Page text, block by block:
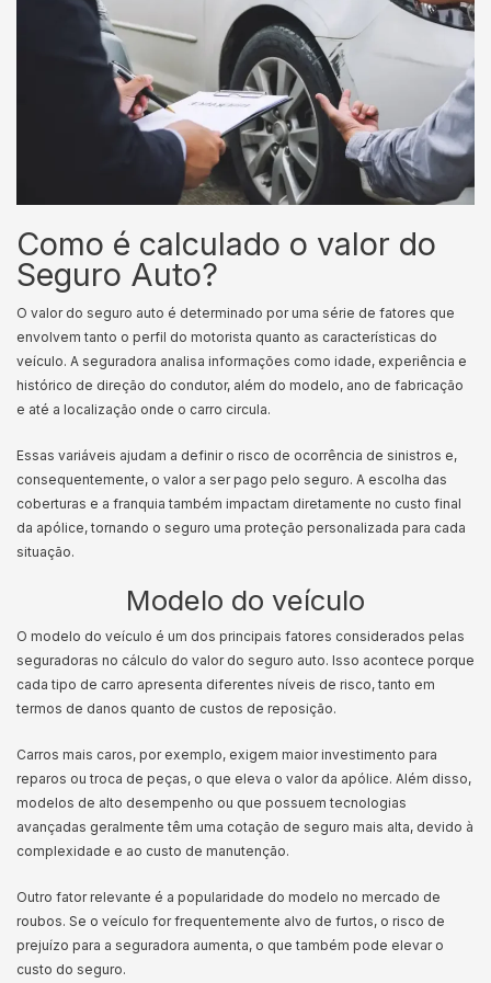
Como é calculado o valor do
Seguro Auto?
O valor do seguro auto é determinado por uma série de fatores que
envolvem tanto o perfil do motorista quanto as características do
veículo. A seguradora analisa informações como idade, experiência e
histórico de direção do condutor, além do modelo, ano de fabricação
e até a localização onde o carro circula.
Essas variáveis ajudam a definir o risco de ocorrência de sinistros e,
consequentemente, o valor a ser pago pelo seguro. A escolha das
coberturas e a franquia também impactam diretamente no custo final
da apólice, tornando o seguro uma proteção personalizada para cada
situação.
Modelo do veículo
O modelo do veículo é um dos principais fatores considerados pelas
seguradoras no cálculo do valor do seguro auto. Isso acontece porque
cada tipo de carro apresenta diferentes níveis de risco, tanto em
termos de danos quanto de custos de reposição.
Carros mais caros, por exemplo, exigem maior investimento para
reparos ou troca de peças, o que eleva o valor da apólice. Além disso,
modelos de alto desempenho ou que possuem tecnologias
avançadas geralmente têm uma cotação de seguro mais alta, devido à
complexidade e ao custo de manutenção.
Outro fator relevante é a popularidade do modelo no mercado de
roubos. Se o veículo for frequentemente alvo de furtos, o risco de
prejuízo para a seguradora aumenta, o que também pode elevar o
custo do seguro.